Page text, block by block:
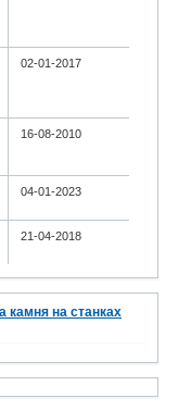
02-01-2017
16-08-2010
04-01-2023
21-04-2018
камня на станках